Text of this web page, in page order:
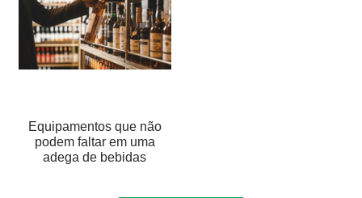
Equipamentos que não
podem faltar em uma
adega de bebidas